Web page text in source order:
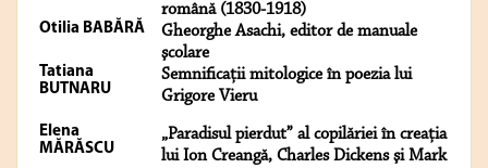
română (1830-1918)
Otilia BABĂRĂ
Gheorghe Asachi, editor de manuale
şcolare
Tatiana
BUTNARU
Semnificaţii mitologice în poezia lui
Grigore Vieru
Elena
MĂRĂSCU
„Paradisul pierdut” al copilăriei în creaţia
lui Ion Creangă, Charles Dickens şi Mark